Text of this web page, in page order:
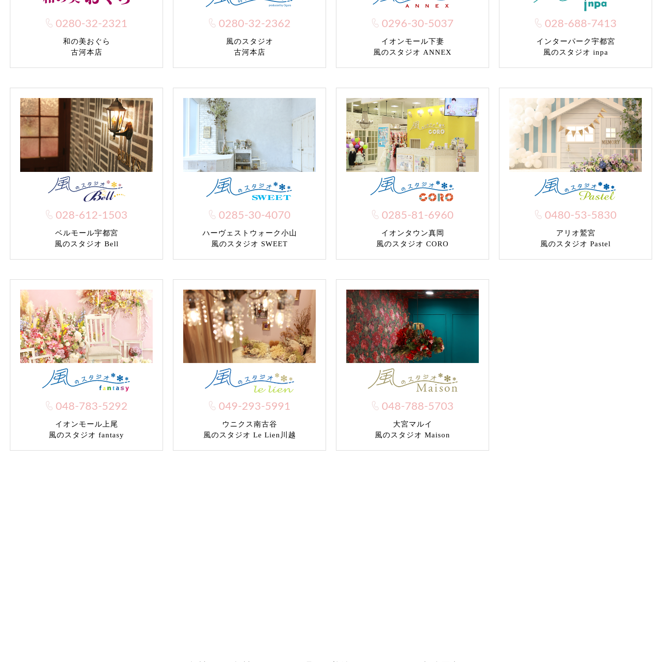
0280-32-2321
和の美おぐら
古河本店
0280-32-2362
風のスタジオ
古河本店
0296-30-5037
イオンモール下妻
風のスタジオ ANNEX
028-688-7413
インターパーク宇都宮
風のスタジオ inpa
028-612-1503
ベルモール宇都宮
風のスタジオ Bell
0285-30-4070
ハーヴェストウォーク小山
風のスタジオ SWEET
0285-81-6960
イオンタウン真岡
風のスタジオ CORO
0480-53-5830
アリオ鷲宮
風のスタジオ Pastel
048-783-5292
イオンモール上尾
風のスタジオ fantasy
049-293-5991
ウニクス南古谷
風のスタジオ Le Lien川越
048-788-5703
大宮マルイ
風のスタジオ Maison